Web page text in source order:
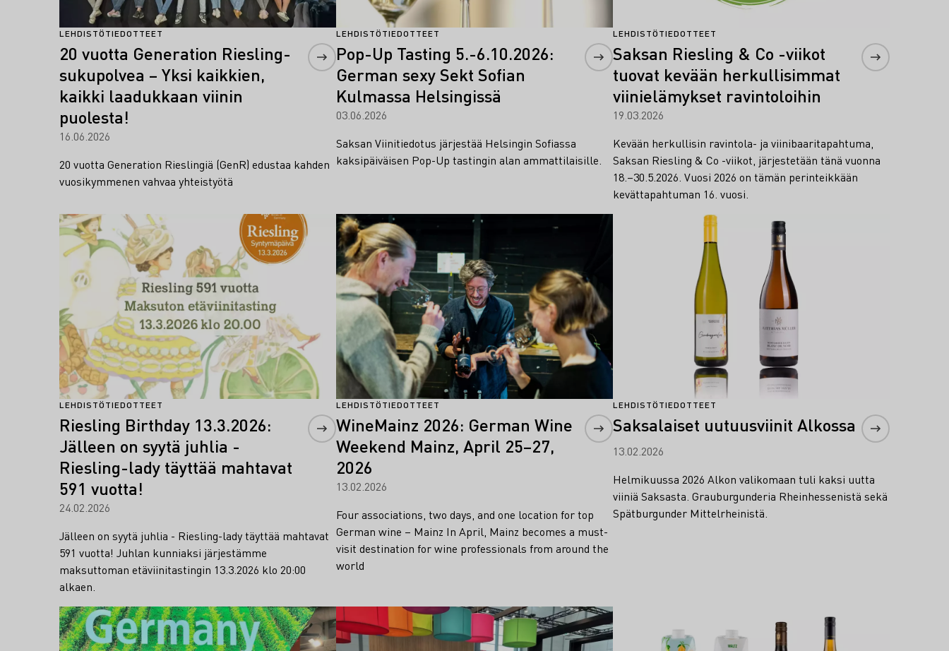
LEHDISTÖTIEDOTTEET
20 vuotta Generation Riesling-
sukupolvea – Yksi kaikkien,
kaikki laadukkaan viinin
puolesta!
16.06.2026
20 vuotta Generation Rieslingiä (GenR) edustaa kahden
vuosikymmenen vahvaa yhteistyötä
LEHDISTÖTIEDOTTEET
Pop-Up Tasting 5.-6.10.2026:
German sexy Sekt Sofian
Kulmassa Helsingissä
03.06.2026
Saksan Viinitiedotus järjestää Helsingin Sofiassa
kaksipäiväisen Pop-Up tastingin alan ammattilaisille.
LEHDISTÖTIEDOTTEET
Saksan Riesling & Co -viikot
tuovat kevään herkullisimmat
viinielämykset ravintoloihin
19.03.2026
Kevään herkullisin ravintola- ja viinibaaritapahtuma,
Saksan Riesling & Co -viikot, järjestetään tänä vuonna
18.–30.5.2026. Vuosi 2026 on tämän perinteikkään
kevättapahtuman 16. vuosi.
LEHDISTÖTIEDOTTEET
Riesling Birthday 13.3.2026:
Jälleen on syytä juhlia -
Riesling-lady täyttää mahtavat
591 vuotta!
24.02.2026
Jälleen on syytä juhlia - Riesling-lady täyttää mahtavat
591 vuotta! Juhlan kunniaksi järjestämme
maksuttoman etäviinitastingin 13.3.2026 klo 20:00
alkaen.
Lue lisää
LEHDISTÖTIEDOTTEET
WineMainz 2026: German Wine
Weekend Mainz, April 25–27,
2026
13.02.2026
Four associations, two days, and one location for top
German wine – Mainz In April, Mainz becomes a must-
visit destination for wine professionals from around the
world
Lue lisää
LEHDISTÖTIEDOTTEET
Saksalaiset uutuusviinit Alkossa
13.02.2026
Helmikuussa 2026 Alkon valikomaan tuli kaksi uutta
viiniä Saksasta. Grauburgunderia Rheinhessenistä sekä
Spätburgunder Mittelrheinistä.
Lue lisää Lue lisää Lue lisää